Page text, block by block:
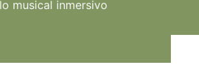
musical inmersivo